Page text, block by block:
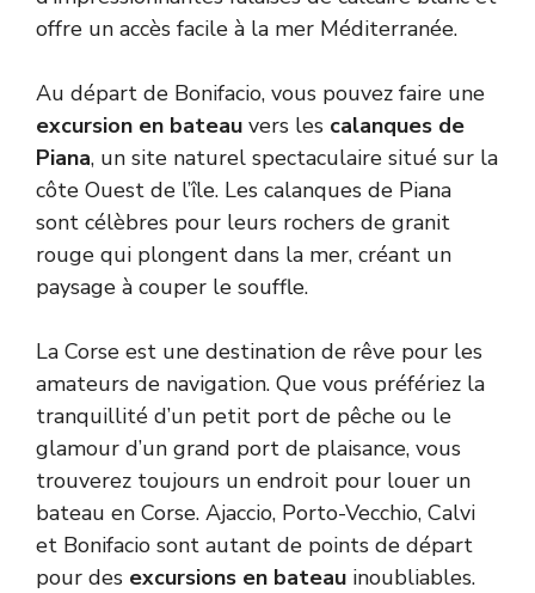
offre un accès facile à la mer Méditerranée.
Au départ de Bonifacio, vous pouvez faire une
excursion en bateau vers les calanques de
Piana, un site naturel spectaculaire situé sur la
côte Ouest de l’île. Les calanques de Piana
sont célèbres pour leurs rochers de granit
rouge qui plongent dans la mer, créant un
paysage à couper le souffle.
La Corse est une destination de rêve pour les
amateurs de navigation. Que vous préfériez la
tranquillité d’un petit port de pêche ou le
glamour d’un grand port de plaisance, vous
trouverez toujours un endroit pour louer un
bateau en Corse. Ajaccio, Porto-Vecchio, Calvi
et Bonifacio sont autant de points de départ
pour des excursions en bateau inoubliables.